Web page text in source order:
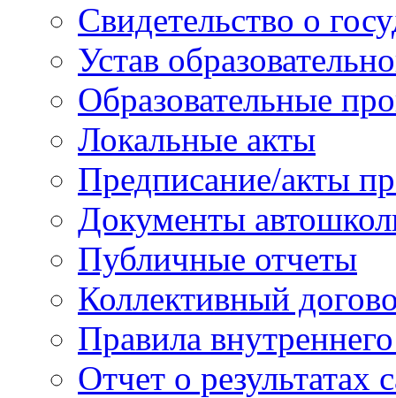
Свидетельство о
Устав
Образовательные
Локальные акты
Предписание/акты
Документы
Публичные отчеты
Коллективный
Правила
Отчет о результатах